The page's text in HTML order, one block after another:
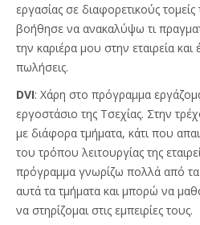
εργασίας σε διαφορετικούς
βοήθησε να ανακαλύψω τι
την καριέρα μου στην εταιρεία και
πωλήσεις.
DVI: Χάρη στο πρόγραμμα
εργοστάσιο της Τσεχίας. Στην
με διάφορα τμήματα, κάτι που
του τρόπου λειτουργίας της
πρόγραμμα γνωρίζω πολλά από
αυτά τα τμήματα και μπορώ να
να στηρίζομαι στις εμπειρίες τους.